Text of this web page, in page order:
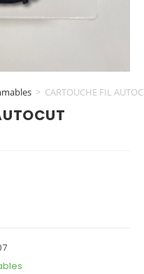
> CARTOUCHE FIL